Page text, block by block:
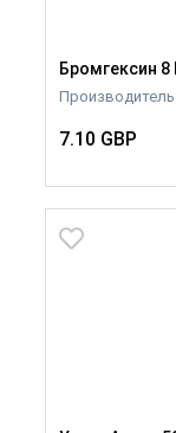
Бромгексин
Производитель:
7.10 GBP